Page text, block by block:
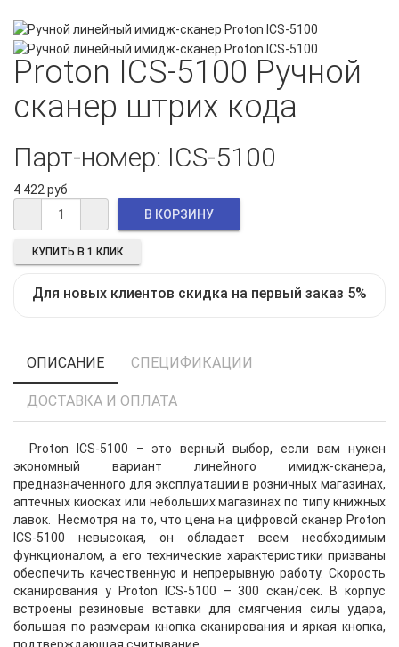
Proton ICS-5100 Ручной
сканер штрих кода
Парт-номер: ICS-5100
4 422 руб
КУПИТЬ В 1 КЛИК
Для новых клиентов скидка на первый заказ 5%
ОПИСАНИЕ СПЕЦИФИКАЦИИ
ДОСТАВКА И ОПЛАТА
Proton ICS-5100 – это верный выбор, если вам нужен
экономный вариант линейного имидж-сканера,
предназначенного для эксплуатации в розничных магазинах,
аптечных киосках или небольших магазинах по типу книжных
лавок. Несмотря на то, что цена на цифровой сканер Proton
ICS-5100 невысокая, он обладает всем необходимым
функционалом, а его технические характеристики призваны
обеспечить качественную и непрерывную работу. Скорость
сканирования у Proton ICS-5100 – 300 скан/сек. В корпус
встроены резиновые вставки для смягчения силы удара,
большая по размерам кнопка сканирования и яркая кнопка,
подтверждающая считывание.